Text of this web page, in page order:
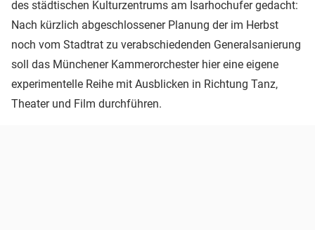
des städtischen Kulturzentrums am Isarhochufer gedacht:
Nach kürzlich abgeschlossener Planung der im Herbst
noch vom Stadtrat zu verabschiedenden Generalsanierung
soll das Münchener Kammerorchester hier eine eigene
experimentelle Reihe mit Ausblicken in Richtung Tanz,
Theater und Film durchführen.